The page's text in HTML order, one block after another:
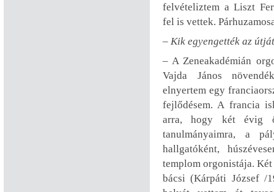
felvételiztem a Liszt
fel is vettek.
– Kik egyengették az
– A Zeneakadémián
Vajda János
elnyertem egy
fejlődésem. A francia
arra, hogy két évig
tanulmányaimra, a
hallgatóként,
templom orgonistája.
bácsi (Kárpáti József /